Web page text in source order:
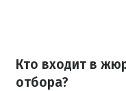
Кто входит в
отбора?